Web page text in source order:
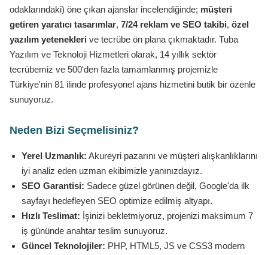
odaklarındaki) öne çıkan ajanslar incelendiğinde; müşteri
getiren yaratıcı tasarımlar, 7/24 reklam ve SEO takibi, özel
yazılım yetenekleri ve tecrübe ön plana çıkmaktadır. Tuba
Yazılım ve Teknoloji Hizmetleri olarak, 14 yıllık sektör
tecrübemiz ve 500'den fazla tamamlanmış projemizle
Türkiye'nin 81 ilinde profesyonel ajans hizmetini butik bir özenle
sunuyoruz.
Neden Bizi Seçmelisiniz?
Yerel Uzmanlık: Akureyri pazarını ve müşteri alışkanlıklarını
iyi analiz eden uzman ekibimizle yanınızdayız.
SEO Garantisi: Sadece güzel görünen değil, Google'da ilk
sayfayı hedefleyen SEO optimize edilmiş altyapı.
Hızlı Teslimat: İşinizi bekletmiyoruz, projenizi maksimum 7
iş gününde anahtar teslim sunuyoruz.
Güncel Teknolojiler: PHP, HTML5, JS ve CSS3 modern